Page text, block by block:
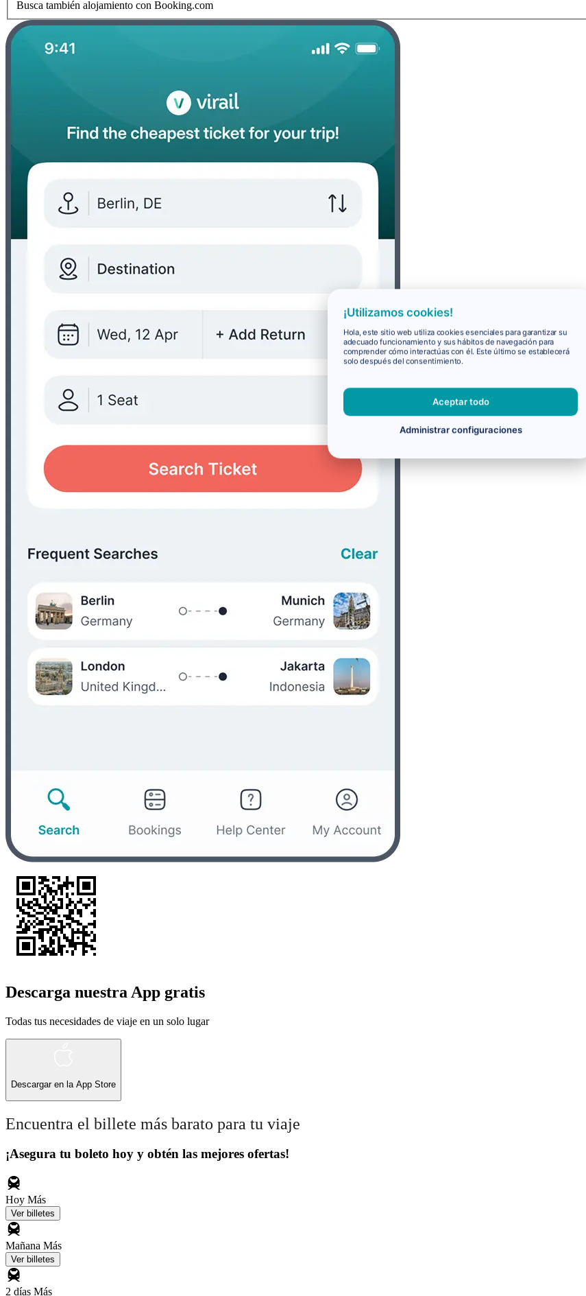
Busca también alojamiento con Booking.com
Descarga nuestra App gratis
Todas tus necesidades de viaje en un solo lugar
Descargar en la App Store
Encuentra el billete más barato para tu viaje
¡Asegura tu boleto hoy y obtén las mejores ofertas!
Hoy Más
Ver billetes
Mañana Más
Ver billetes
2 días Más
¡Utilizamos cookies!
Hola, este sitio web utiliza cookies esenciales para garantizar su
adecuado funcionamiento y sus hábitos de navegación para
comprender cómo interactúas con él. Este último se establecerá
solo después del consentimiento.
Aceptar todo
Administrar configuraciones